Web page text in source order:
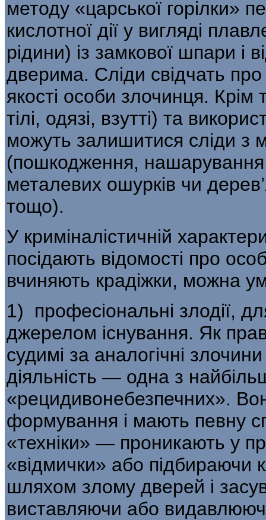
методу «царської горілки»
кислотної дії у вигляді
рідини) із замкової шпари і
дверима. Сліди свідчать про
якості особи злочинця.
тілі, одязі, взутті) та
можуть залишитися сліди з
(пошкодження,
металевих ошурків чи
тощо).
У криміналістичній
по­сідають відомості про
вчиняють кра­діжки, можна
1) професіональні злодії,
джерелом існування. Як
судимі за аналогічні
діяльність — одна з
«рецидивонебезпечних».
формуван­ня і мають певну
«техніки» — проника­ють у
«відмички» або підбираючи
шляхом злому дверей і
виставляючи або